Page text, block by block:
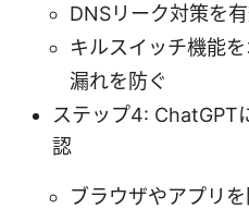
DNSリーク対策を
キルスイッチ機能
漏れを防ぐ
ステップ4: ChatGPT
認
ブラウザやアプリ